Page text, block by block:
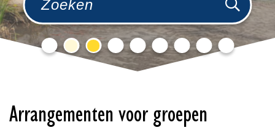
Arrangementen voor groepen